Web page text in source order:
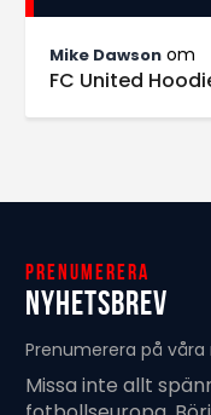
Mike Dawson om
FC United
Prenumerera
Nyhetsbrev
Prenumerera på våra
Missa inte allt